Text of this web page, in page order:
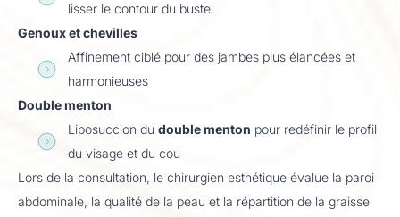
lisser le contour du buste
Genoux et chevilles
Affinement ciblé pour des jambes plus élancées et
harmonieuses
Double menton
Liposuccion dudouble menton pour redéfinir le profil
du visage et du cou
Lors de la consultation, le chirurgien esthétique évalue la paroi
abdominale, la qualité de la peau et la répartition de la graisse